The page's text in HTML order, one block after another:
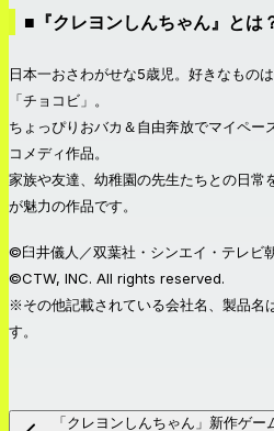
■『クレヨンしんちゃん』とは
日本一おさわがせな5歳児。好きなもの
「チョコビ」。
ちょっぴりおバカ＆自由奔放でマイペー
コメディ作品。
家族や友達、幼稚園の先生たちとの日常
が魅力の作品です。
©臼井儀人／双葉社・シンエイ・テレビ
©CTW, INC. All rights reserved.
※その他記載されている会社名、製品名
す。
「クレヨンしんちゃん」新作ゲ